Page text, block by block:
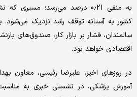
کشور به آستانه توقف رشد نزدیک می‌شود.
سالمندان، فشار بر بازار کار، صندوق‌های
اقتصادی خواهد بود.
در روزهای اخیر، علیرضا رئیسی، معاون
آموزش پزشکی، در نشستی خبری به